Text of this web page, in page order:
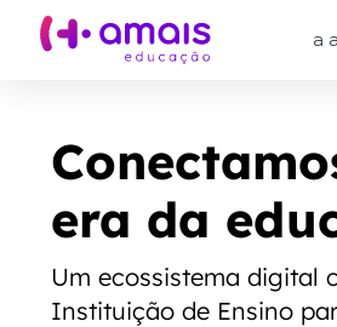
a
era da
Um ecossistema digital
Instituição de Ensino